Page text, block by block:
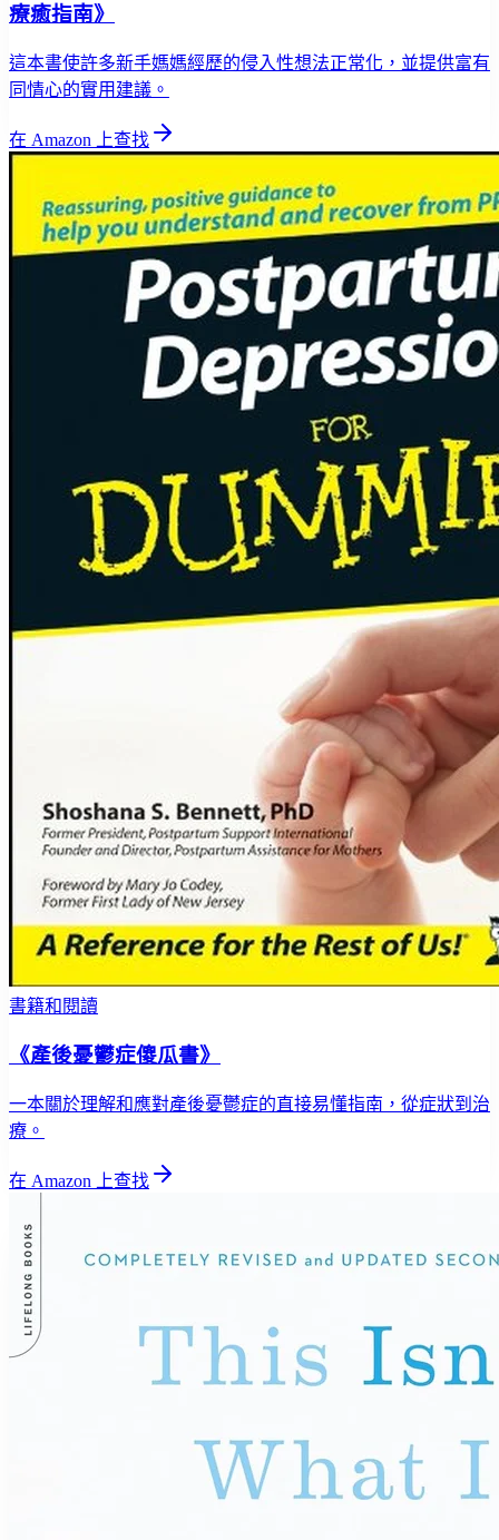
療癒指南》
這本書使許多新手媽媽經歷的侵入性想法正常化，並提供富有
同情心的實用建議。
在 Amazon 上查找
書籍和閱讀
《產後憂鬱症傻瓜書》
一本關於理解和應對產後憂鬱症的直接易懂指南，從症狀到治
療。
在 Amazon 上查找